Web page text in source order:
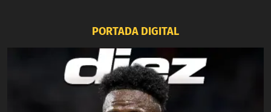
PORTADA DIGITAL